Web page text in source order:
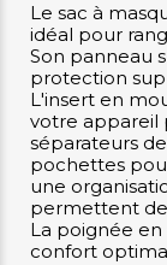
Le sac à
idéal pour
Son panneau
protection
L'insert en
votre appareil
séparateurs
pochettes
une
permettent de
La poignée
confort